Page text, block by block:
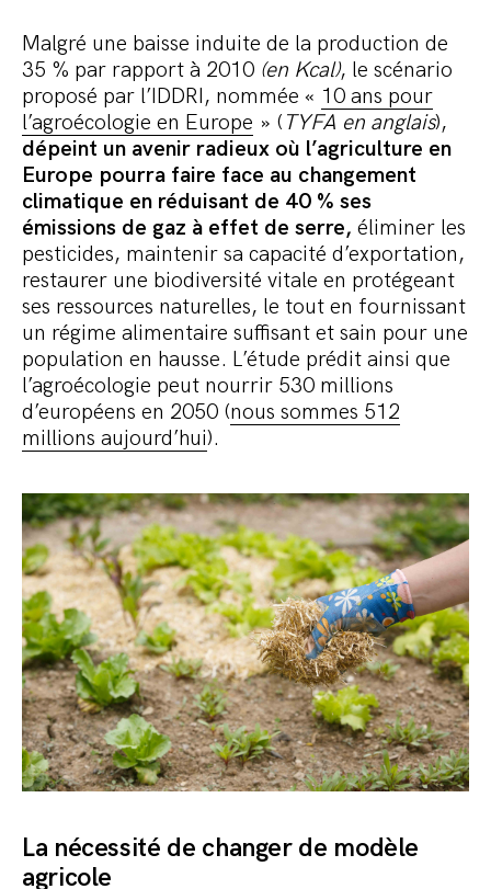
Malgré une baisse induite de la production de
35 % par rapport à 2010 (en Kcal), le scénario
proposé par l’IDDRI, nommée « 10 ans pour
l’agroécologie en Europe » ( TYFA en anglais),
dépeint un avenir radieux où l’agriculture en
Europe pourra faire face au changement
climatique en réduisant de 40 % ses
émissions de gaz à effet de serre, éliminer les
pesticides, maintenir sa capacité d’exportation,
restaurer une biodiversité vitale en protégeant
ses ressources naturelles, le tout en fournissant
un régime alimentaire suffisant et sain pour une
population en hausse. L’étude prédit ainsi que
l’agroécologie peut nourrir 530 millions
d’européens en 2050 (nous sommes 512
millions aujourd’hui).
La nécessité de changer de modèle
agricole